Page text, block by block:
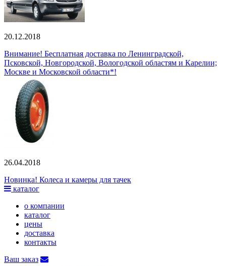
20.12.2018
Внимание! Бесплатная доставка по Ленинградской,
Псковской, Новгородской, Вологодской областям и Карелии;
Москве и Московской области*!
26.04.2018
Новинка! Колеса и камеры для тачек
каталог
о компании
каталог
цены
доставка
контакты
Ваш заказ